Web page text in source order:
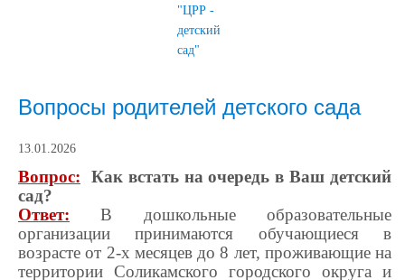
"ЦРР -
детский
сад"
Вопросы родителей детского сада
13.01.2026
Вопрос:
Как встать на очередь в Ваш детский
сад?
Ответ: В дошкольные образовательные
организации принимаются обучающиеся в
возрасте от 2-х месяцев до 8 лет, проживающие на
территории Соликамского городского округа и